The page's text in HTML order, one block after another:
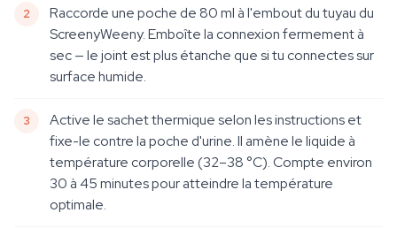
Raccorde une poche de 80 ml à l'embout du tuyau du
ScreenyWeeny. Emboîte la connexion fermement à
sec — le joint est plus étanche que si tu connectes sur
surface humide.
Active le sachet thermique selon les instructions et
fixe-le contre la poche d'urine. Il amène le liquide à
température corporelle (32–38 °C). Compte environ
30 à 45 minutes pour atteindre la température
optimale.